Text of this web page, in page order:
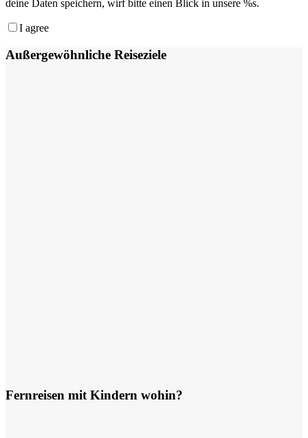
deine Daten speichern, wirf bitte einen Blick in unsere %s.
I agree
Außergewöhnliche Reiseziele
Fernreisen mit Kindern wohin?